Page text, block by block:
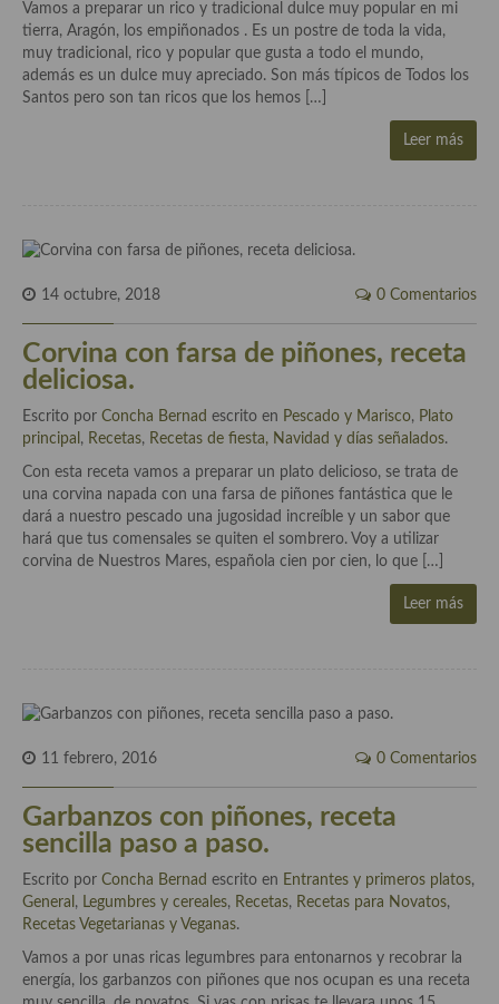
demás
Entrantes y primeros platos
Ensaladas
Arroces Y fideuás
Legumbres y cereales
Cuscús
Masas elaboradas con harina, pizzas, quiches y demás
Plato principal
Quesos, recetas
Salazones y encurtidos
Recetas Especiales
Recetas de Cuaresma
Recetas maridadas con los mejores AOVES
Vamos a preparar un rico y tradicional dulce muy popular en mi
tierra, Aragón, los empiñonados . Es un postre de toda la vida,
muy tradicional, rico y popular que gusta a todo el mundo,
además es un dulce muy apreciado. Son más típicos de Todos los
Santos pero son tan ricos que los hemos […]
Leer más
14 octubre, 2018 0 Comentarios
Corvina con farsa de piñones, receta
deliciosa.
Escrito por Concha Bernad escrito en Pescado y Marisco, Plato
principal , Recetas, Recetas de fiesta, Navidad y días señalados.
Con esta receta vamos a preparar un plato delicioso, se trata de
una corvina napada con una farsa de piñones fantástica que le
dará a nuestro pescado una jugosidad increíble y un sabor que
hará que tus comensales se quiten el sombrero. Voy a utilizar
corvina de Nuestros Mares, española cien por cien, lo que […]
Leer más
11 febrero, 2016 0 Comentarios
Garbanzos con piñones, receta
sencilla paso a paso.
Escrito por Concha Bernad escrito en Entrantes y primeros platos,
General , Legumbres y cereales, Recetas, Recetas para Novatos,
Recetas Vegetarianas y Veganas.
Vamos a por unas ricas legumbres para entonarnos y recobrar la
energía, los garbanzos con piñones que nos ocupan es una receta